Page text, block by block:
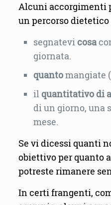
Alcuni accorgimenti
un percorso
segnatevicosa
giornata.
quantomangiate
il quantitativo di
di un giorno, una
mese.
Se vi dicessi quanti
obiettivo per quanto
potreste rimanere
In certi frangenti,